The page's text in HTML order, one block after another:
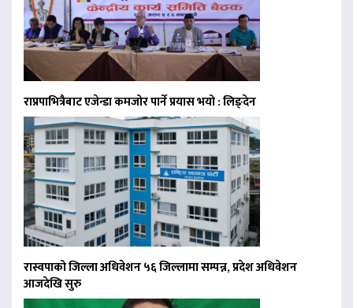
राप्रपाभित्रैबाट एजेन्डा कमजोर पार्ने प्रयास भयो : लिङ्देन
रास्वपाको जिल्ला अधिवेशन ५६ जिल्लामा सम्पन्न, प्रदेश अधिवेशन
आजदेखि सुरु